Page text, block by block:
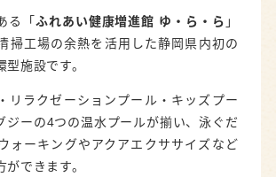
る「 ふれあい健康増進館 ゆ・ら・ら 」
掃工場の余熱を活用した静岡県内初の
施設です。
リラクゼーションプール・キッズプー
ジーの4つの温水プールが揃い、泳ぐだ
ォーキングやアクアエクササイズなど
できます。